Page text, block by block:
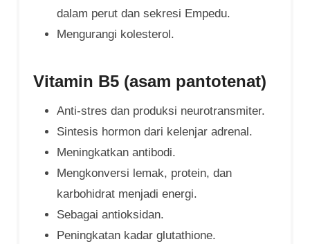
dalam perut dan sekresi Empedu.
Mengurangi kolesterol.
Vitamin B5 (asam pantotenat)
Anti-stres dan produksi neurotransmiter.
Sintesis hormon dari kelenjar adrenal.
Meningkatkan antibodi.
Mengkonversi lemak, protein, dan
karbohidrat menjadi energi.
Sebagai antioksidan.
Peningkatan kadar glutathione.